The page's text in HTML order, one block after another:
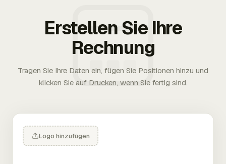
Erstellen Sie Ihre
Rechnung
Tragen Sie Ihre Daten ein, fügen Sie Positionen hinzu und
klicken Sie auf Drucken, wenn Sie fertig sind.
Logo hinzufügen